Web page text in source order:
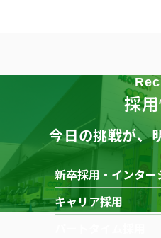
採
今日の挑戦が、
新卒採用・インター
キャリア採用